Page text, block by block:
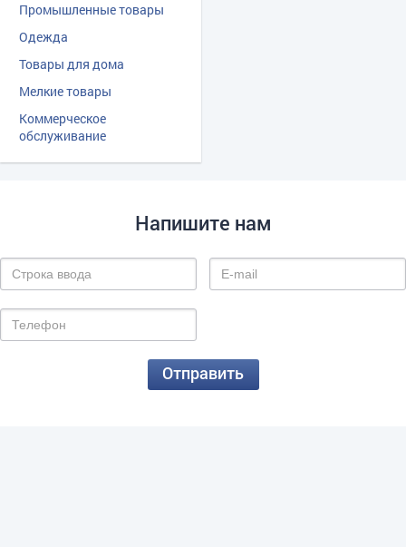
Промышленные товары
Одежда
Товары для дома
Мелкие товары
Коммерческое
обслуживание
Напишите нам